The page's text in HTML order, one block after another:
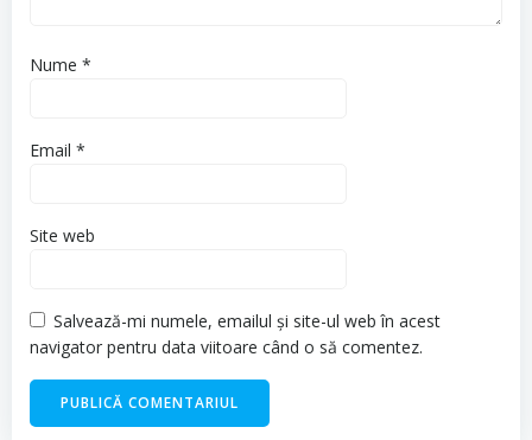
Nume *
Email *
Site web
Salvează-mi numele, emailul și site-ul web în acest
navigator pentru data viitoare când o să comentez.